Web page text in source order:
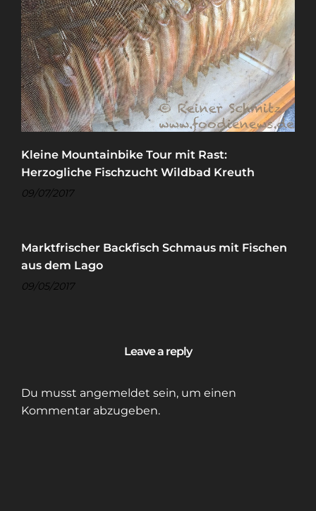
Kleine Mountainbike Tour mit Rast:
Herzogliche Fischzucht Wildbad Kreuth
09/07/2017
Marktfrischer Backfisch Schmaus mit Fischen
aus dem Lago
09/05/2017
Leave a reply
Du musst angemeldet sein, um einen
Kommentar abzugeben.